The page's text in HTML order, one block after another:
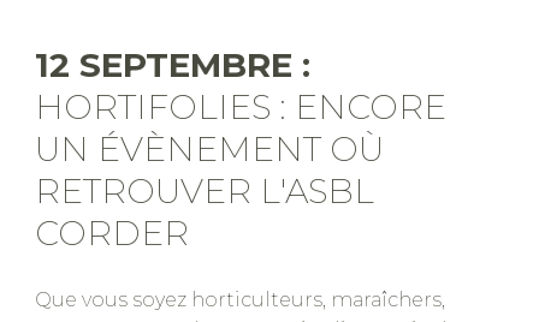
12 SEPTEMBRE :
HORTIFOLIES : ENCORE
UN ÉVÈNEMENT OÙ
RETROUVER L'ASBL
CORDER
Que vous soyez horticulteurs, maraîchers,